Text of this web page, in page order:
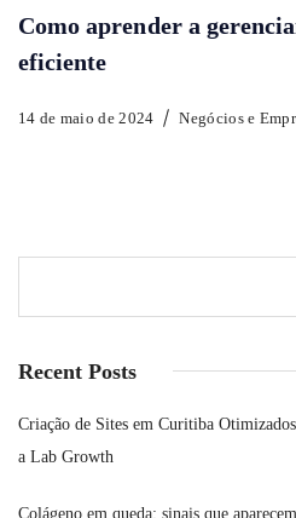
Como aprender a
eficiente
14 de maio de 2024 Negócios e
Recent Posts
Criação de Sites em Curitiba
a Lab Growth
Colágeno em queda: sinais que